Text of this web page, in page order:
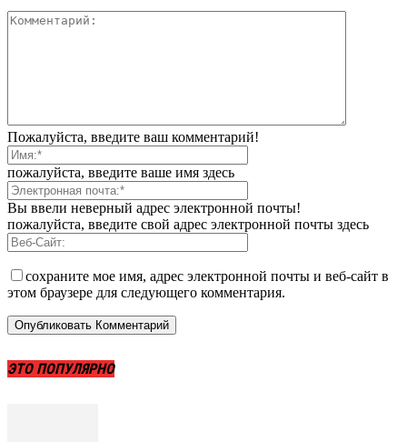
Пожалуйста, введите ваш комментарий!
пожалуйста, введите ваше имя здесь
Вы ввели неверный адрес электронной почты!
пожалуйста, введите свой адрес электронной почты здесь
сохраните мое имя, адрес электронной почты и веб-сайт в
этом браузере для следующего комментария.
ЭТО ПОПУЛЯРНО